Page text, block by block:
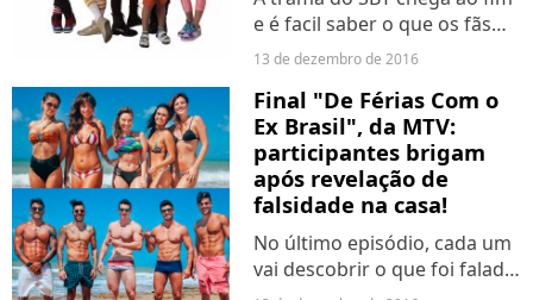
e é facil saber o que os fãs
sentem, mas e quem não
13 de dezembro de 2016
Final "De Férias Com o
Ex Brasil", da MTV:
participantes brigam
após revelação de
falsidade na casa!
No último episódio, cada um
vai descobrir o que foi falado